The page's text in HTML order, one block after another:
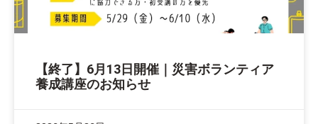
【終了】6月13日開催｜災害ボランティア
養成講座のお知らせ